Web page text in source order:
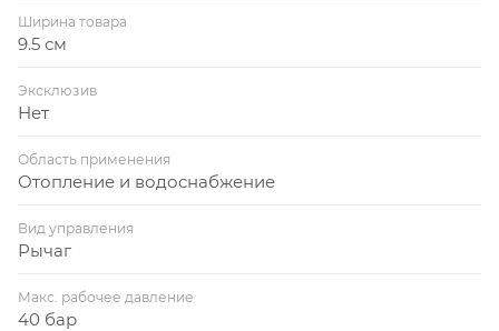
Ширина товара
9.5 см
Эксклюзив
Нет
Область применения
Отопление и водоснабжение
Вид управления
Рычаг
Макс. рабочее давление
40 бар